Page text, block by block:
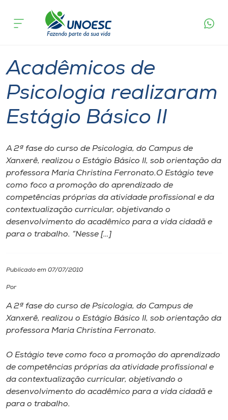
Cursos
Pesquisa
Atendimento ao Estudante
Portal de Ensino
A
Internacionalização
Cultura
Biblioteca
Editora
acontece
Acadêmicos de
Psicologia realizaram
Estágio Básico II
A 2ª fase do curso de Psicologia, do Campus de
Xanxerê, realizou o Estágio Básico II, sob orientação da
professora Maria Christina Ferronato.O Estágio teve
como foco a promoção do aprendizado de
competências próprias da atividade profissional e da
contextualização curricular, objetivando o
desenvolvimento do acadêmico para a vida cidadã e
para o trabalho. “Nesse […]
Publicado em 07/07/2010
Por
A 2ª fase do curso de Psicologia, do Campus de
Xanxerê, realizou o Estágio Básico II, sob orientação da
professora Maria Christina Ferronato.
O Estágio teve como foco a promoção do aprendizado
de competências próprias da atividade profissional e
da contextualização curricular, objetivando o
desenvolvimento do acadêmico para a vida cidadã e
para o trabalho.